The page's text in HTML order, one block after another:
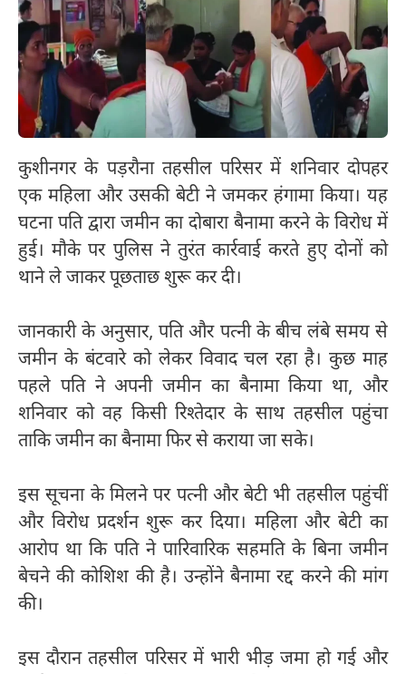
कुशीनगर के पड़रौना तहसील परिसर में शनिवार दोपहर
एक महिला और उसकी बेटी ने जमकर हंगामा किया। यह
घटना पति द्वारा जमीन का दोबारा बैनामा करने के विरोध में
हुई। मौके पर पुलिस ने तुरंत कार्रवाई करते हुए दोनों को
थाने ले जाकर पूछताछ शुरू कर दी।
जानकारी के अनुसार, पति और पत्नी के बीच लंबे समय से
जमीन के बंटवारे को लेकर विवाद चल रहा है। कुछ माह
पहले पति ने अपनी जमीन का बैनामा किया था, और
शनिवार को वह किसी रिश्तेदार के साथ तहसील पहुंचा
ताकि जमीन का बैनामा फिर से कराया जा सके।
इस सूचना के मिलने पर पत्नी और बेटी भी तहसील पहुंचीं
और विरोध प्रदर्शन शुरू कर दिया। महिला और बेटी का
आरोप था कि पति ने पारिवारिक सहमति के बिना जमीन
बेचने की कोशिश की है। उन्होंने बैनामा रद्द करने की मांग
की।
इस दौरान तहसील परिसर में भारी भीड़ जमा हो गई और